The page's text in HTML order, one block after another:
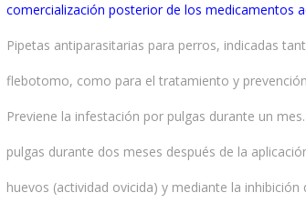
comercialización posterior de los medicamentos
Pipetas antiparasitarias para perros, indicadas
flebotomo, como para el tratamiento y
Previene la infestación por pulgas durante un
pulgas durante dos meses después de la
huevos (actividad ovicida) y mediante la